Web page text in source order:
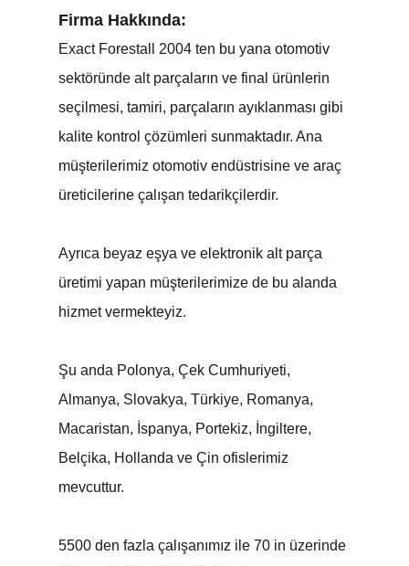
Firma Hakkında:
Exact Forestall 2004 ten bu yana otomotiv
sektöründe alt parçaların ve final ürünlerin
seçilmesi, tamiri, parçaların ayıklanması gibi
kalite kontrol çözümleri sunmaktadır. Ana
müşterilerimiz otomotiv endüstrisine ve araç
üreticilerine çalışan tedarikçilerdir.
Ayrıca beyaz eşya ve elektronik alt parça
üretimi yapan müşterilerimize de bu alanda
hizmet vermekteyiz.
Şu anda Polonya, Çek Cumhuriyeti,
Almanya, Slovakya, Türkiye, Romanya,
Macaristan, İspanya, Portekiz, İngiltere,
Belçika, Hollanda ve Çin ofislerimiz
mevcuttur.
5500 den fazla çalışanımız ile 70 in üzerinde